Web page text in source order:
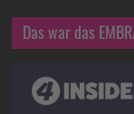
Das war das